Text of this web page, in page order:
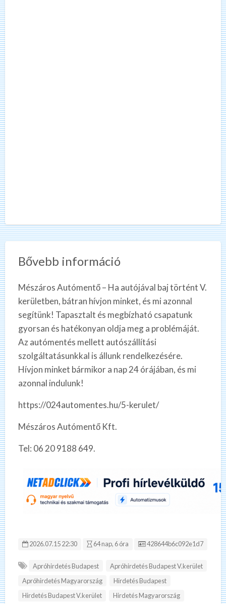
Bővebb információ
Mészáros Autómentő – Ha autójával baj történt V.
kerületben, bátran hívjon minket, és mi azonnal
segítünk! Tapasztalt és megbízható csapatunk
gyorsan és hatékonyan oldja meg a problémáját.
Az autómentés mellett autószállítási
szolgáltatásunkkal is állunk rendelkezésére.
Hívjon minket bármikor a nap 24 órájában, és mi
azonnal indulunk!
https://024automentes.hu/5-kerulet/
Mészáros Autómentő Kft.
Tel: 06 20 9188 649.
2026.07.15 22:30 64 nap, 6 óra Hirdetés ID:
428644b6c092e1d7
Apróhirdetés Budapest
Apróhirdetés Budapest V.kerület
Apróhirdetés Magyarország
Hirdetés Budapest
Hirdetés Budapest V.kerület
Hirdetés Magyarország